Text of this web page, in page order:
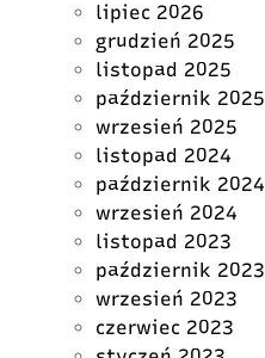
lipiec 2026
grudzień 2025
listopad 2025
październik 2025
wrzesień 2025
listopad 2024
październik 2024
wrzesień 2024
listopad 2023
październik 2023
wrzesień 2023
czerwiec 2023